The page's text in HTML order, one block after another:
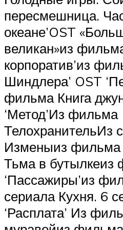
пересмешница.
океане’OST
великан»из
корпоратив’из
Шиндлера’ OST
фильма Книга
‘Метод’Из фильма
ТелохранительИз
Изменыиз фильма
Тьма в бутылкеиз
‘Пассажиры’из
сериала Кухня. 6
‘Расплата’ Из